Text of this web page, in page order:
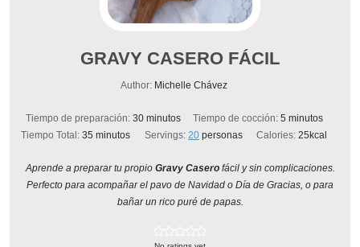
GRAVY CASERO FÁCIL
Author: Michelle Chávez
Tiempo de preparación:30minutos
minutos Tiempo de cocción: 5minutos
minutos
Tiempo Total:35 minutos
minutos Servings: 20 personas Calories:25 kcal
Aprende a preparar tu propio Gravy Caserofácil y sin complicaciones.
Perfecto para acompañar el pavo de Navidad o Día de Gracias, o para
bañar un rico puré de papas.